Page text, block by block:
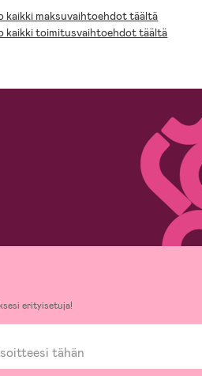
kaikki maksuvaihtoehdot täältä
kaikki toimitusvaihtoehdot täältä
erityisetuja!